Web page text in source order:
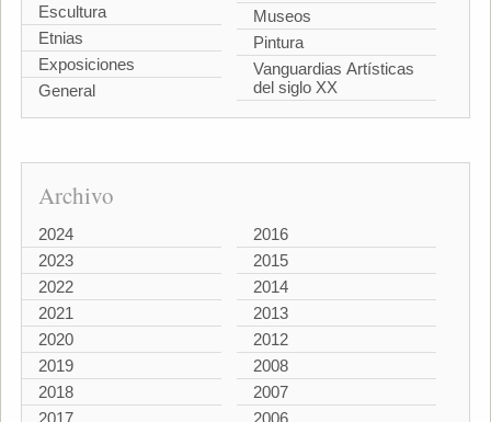
Escultura
Etnias
Exposiciones
General
Museos
Pintura
Vanguardias Artísticas
del siglo XX
Archivo
2024
2023
2022
2021
2020
2019
2018
2017
2016
2015
2014
2013
2012
2008
2007
2006